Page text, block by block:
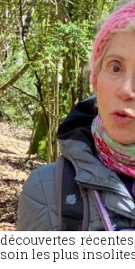
découvertes
soin les plus